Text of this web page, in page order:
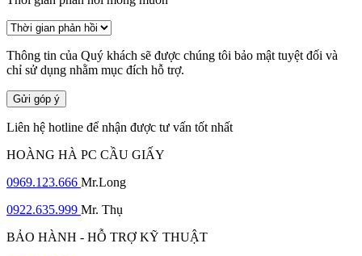
Thông tin của Quý khách sẽ được chúng tôi bảo mật tuyệt đối và
chỉ sử dụng nhằm mục đích hỗ trợ.
Gửi góp ý
Liên hệ hotline để nhận được tư vấn tốt nhất
HOÀNG HÀ PC CẦU GIẤY
0969.123.666 Mr.Long
0922.635.999 Mr. Thụ
BẢO HÀNH - HỖ TRỢ KỸ THUẬT